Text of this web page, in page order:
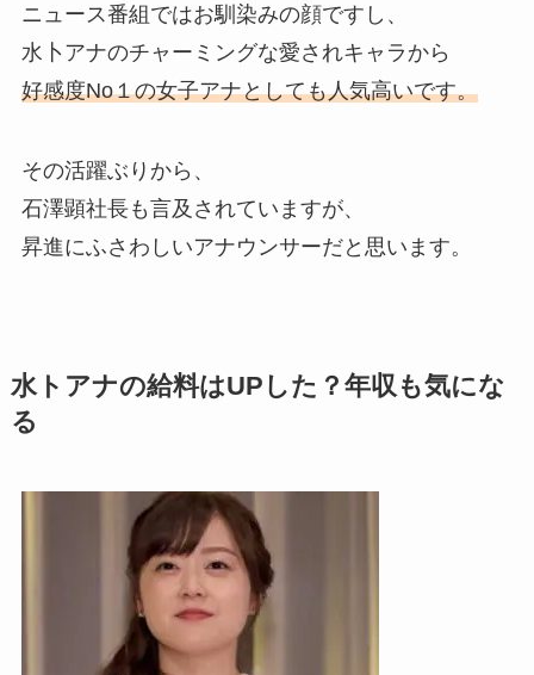
ニュース番組ではお馴染みの顔ですし、
水卜アナのチャーミングな愛されキャラから
好感度No１の女子アナとしても人気高いです。
その活躍ぶりから、
石澤顕社長も言及されていますが、
昇進にふさわしいアナウンサーだと思います。
水トアナの給料はUPした？年収も気にな
る